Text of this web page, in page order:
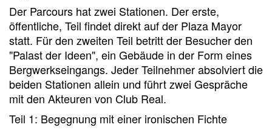
Der Parcours hat zwei Stationen. Der erste,
öffentliche, Teil findet direkt auf der Plaza Mayor
statt. Für den zweiten Teil betritt der Besucher den
"Palast der Ideen", ein Gebäude in der Form eines
Bergwerkseingangs. Jeder Teilnehmer absolviert die
beiden Stationen allein und führt zwei Gespräche
mit den Akteuren von Club Real.
Teil 1: Begegnung mit einer ironischen Fichte